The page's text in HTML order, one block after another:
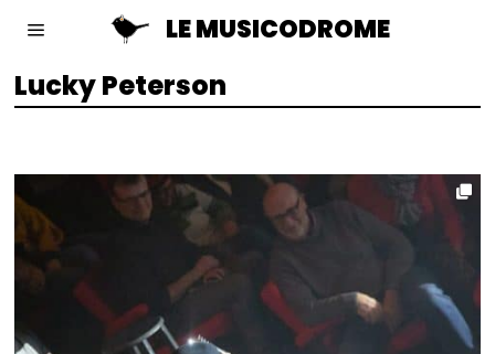
LE MUSICODROME
Lucky Peterson